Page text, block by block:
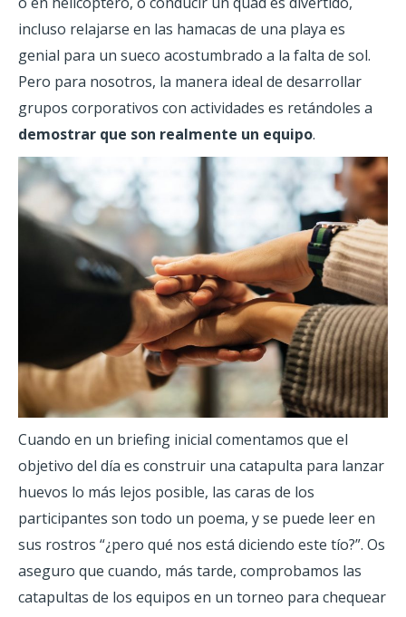
incluso relajarse en las hamacas de una playa es
genial para un sueco acostumbrado a la falta de sol.
Pero para nosotros, la manera ideal de desarrollar
grupos corporativos con actividades es retándoles a
demostrar que son realmente un equipo.
Cuando en un briefing inicial comentamos que el
objetivo del día es construir una catapulta para lanzar
huevos lo más lejos posible, las caras de los
participantes son todo un poema, y se puede leer en
sus rostros “¿pero qué nos está diciendo este tío?”. Os
aseguro que cuando, más tarde, comprobamos las
catapultas de los equipos en un torneo para chequear